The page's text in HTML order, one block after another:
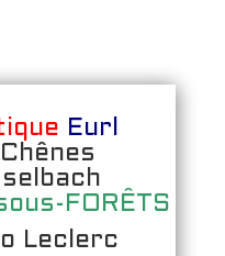
Eurl
FORÊTS
Leclerc